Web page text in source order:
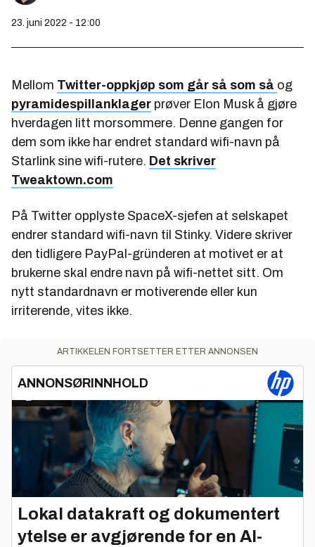
23. juni 2022 - 12:00
Mellom Twitter-oppkjøp som går så som så og
pyramidespillanklager prøver Elon Musk å gjøre
hverdagen litt morsommere. Denne gangen for
dem som ikke har endret standard wifi-navn på
Starlink sine wifi-rutere. Det skriver
Tweaktown.com
På Twitter opplyste SpaceX-sjefen at selskapet
endrer standard wifi-navn til Stinky. Videre skriver
den tidligere PayPal-gründeren at motivet er at
brukerne skal endre navn på wifi-nettet sitt. Om
nytt standardnavn er motiverende eller kun
irriterende, vites ikke.
ARTIKKELEN FORTSETTER ETTER ANNONSEN
ANNONSØRINNHOLD
Lokal datakraft og dokumentert
ytelse er avgjørende for en AI-